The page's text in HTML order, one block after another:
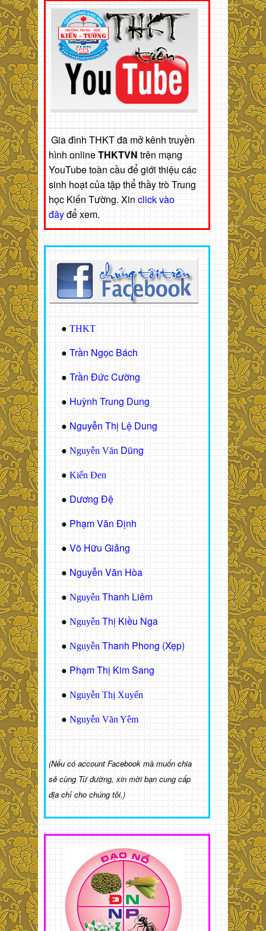
Gia đình THKT đã mở kênh truyền
hình onlineTHKTVN trên mạng
YouTube toàn cầu để giới thiệu các
sinh hoạt của tập thể thầy trò Trung
học Kiến Tường. Xin click vào
đâyđể xem.
● THKT
● Trần Ngọc Bách
● Trần Đức Cường
● Huỳnh Trung Dung
● Nguyễn Thị Lệ Dung
● Nguyễn Văn Dũng
● Kiến Đen
● Dương Đệ
● Phạm Văn Định
● Võ Hữu Giảng
● Nguyễn Văn Hòa
● Nguyễn Thanh Liêm
● Nguyễn Thị Kiều Nga
● Nguyễn Thanh Phong (Xẹp)
● Phạm Thị Kim Sang
● Nguyễn Thị Xuyến
● Nguyễn Văn Yêm
(Nếu có account Facebook mà muốn chia
sẻ cùng Từ đường, xin mời bạn cung cấp
địa chỉ cho chúng tôi.)